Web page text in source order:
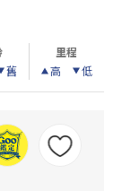
舊
里程
高
低